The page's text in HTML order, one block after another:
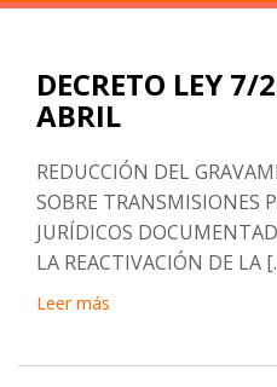
DECRETO LEY 7/
ABRIL
REDUCCIÓN DEL
SOBRE TRANSMISIONES
JURÍDICOS
LA REACTIVACIÓN DE LA
Leer más